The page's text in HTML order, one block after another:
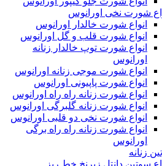
شورت نخی اورانوس
انواع شورت خالدار اورانوس
انواع شورت قلب و گل اورانوس
انواع شورت توپ خالدار زنانه
اورانوس
انواع شورت موجی زنانه اورانوس
انواع شورت پاپیونی اورانوس
انواع شورت زنانه راه راه اورانوس
انواع شورت زنانه گلبرگی اورانوس
انواع شورت نخی دو قلبی اورانوس
انواع شورت زنانه راه راه برگی
اورانوس
زنانه